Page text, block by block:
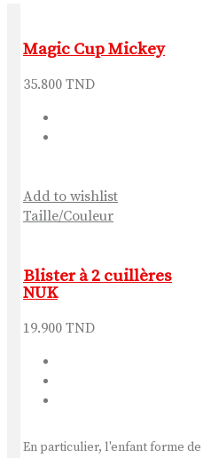
Magic Cup Mickey
35.800 TND
Add to wishlist
Taille/Couleur
Blister à 2 cuillères
NUK
19.900 TND
En particulier, l'enfant forme de